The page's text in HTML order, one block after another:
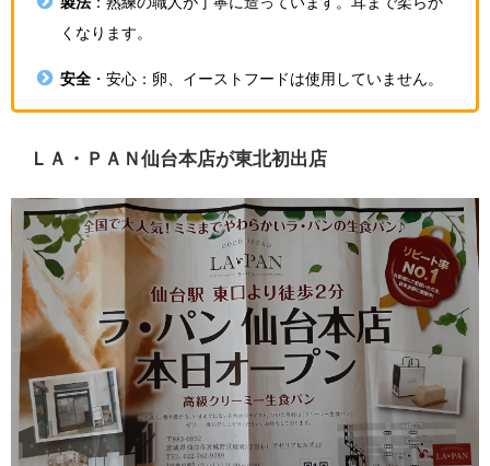
くなります。
安全 ・安心：卵、イーストフードは使用していません。
ＬＡ・ＰＡＮ仙台本店が東北初出店